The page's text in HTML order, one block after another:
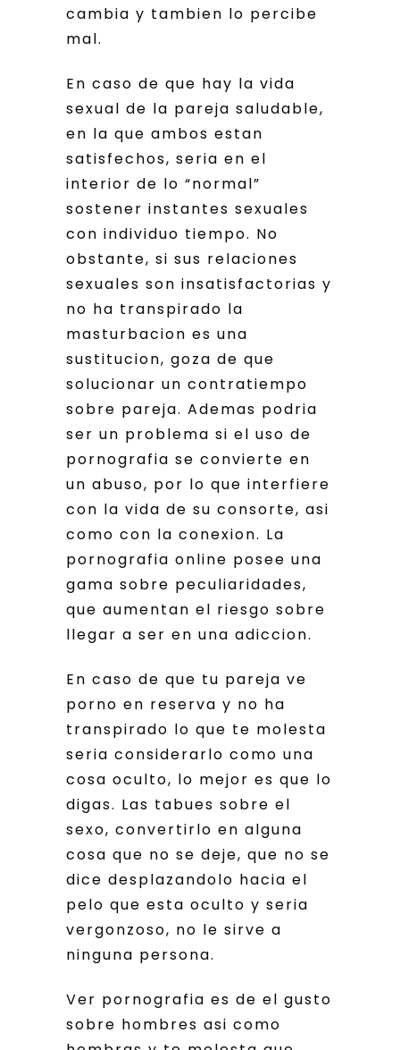
cambia y tambien lo percibe
mal.
En caso de que hay la vida
sexual de la pareja saludable,
en la que ambos estan
satisfechos, seri­a en el
interior de lo “normal”
sostener instantes sexuales
con individuo tiempo. No
obstante, si sus relaciones
sexuales son insatisfactorias y
no ha transpirado la
masturbacion es una
sustitucion, goza de que
solucionar un contratiempo
sobre pareja. Ademas podria
ser un problema si el uso de
pornografia se convierte en
un abuso, por lo que interfiere
con la vida de su consorte, asi
como con la conexion. La
pornografia online posee una
gama sobre peculiaridades,
que aumentan el riesgo sobre
llegar a ser en una adiccion.
En caso de que tu pareja ve
porno en reserva y no ha
transpirado lo que te molesta
seri­a considerarlo como una
cosa oculto, lo mejor es que lo
digas. Las tabues sobre el
sexo, convertirlo en alguna
cosa que no se deje, que no se
dice desplazandolo hacia el
pelo que esta oculto y seri­a
vergonzoso, no le sirve a
ninguna persona.
Ver pornografia es de el gusto
sobre hombres asi­ como